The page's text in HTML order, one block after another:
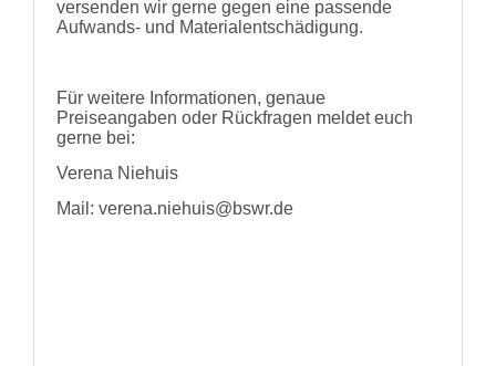
versenden wir gerne gegen eine passende
Aufwands- und Materialentschädigung.
Für weitere Informationen, genaue
Preiseangaben oder Rückfragen meldet euch
gerne bei:
Verena Niehuis
Mail: verena.niehuis@bswr.de